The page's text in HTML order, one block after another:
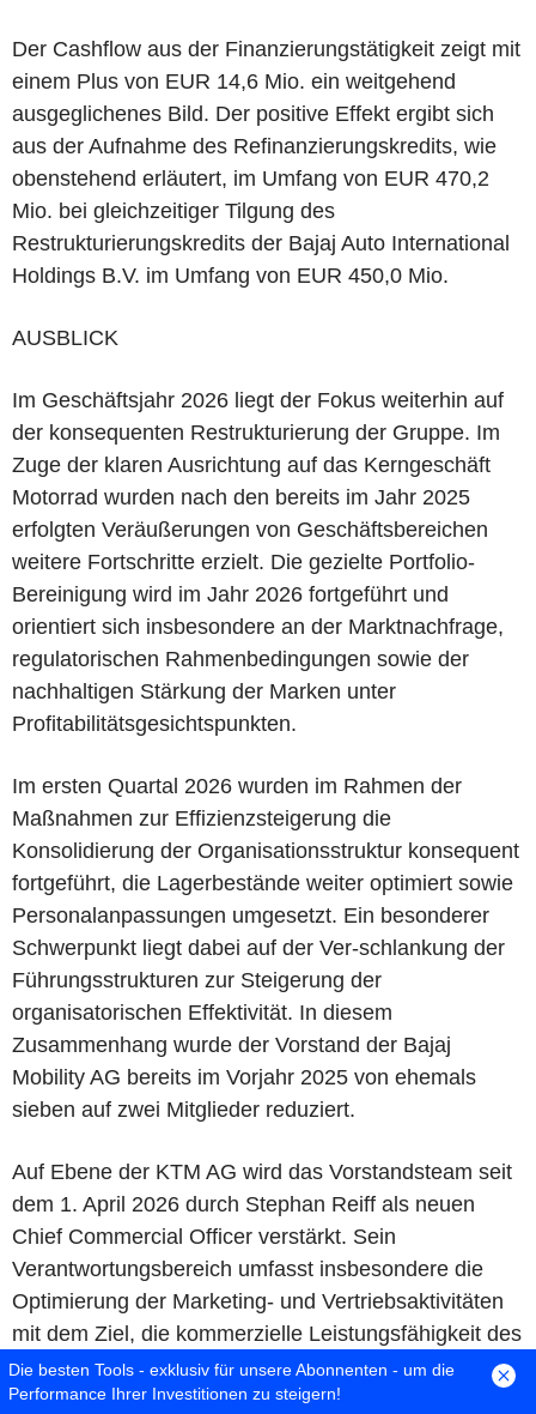
Der Cashflow aus der Finanzierungstätigkeit zeigt mit
einem Plus von EUR 14,6 Mio. ein weitgehend
ausgeglichenes Bild. Der positive Effekt ergibt sich
aus der Aufnahme des Refinanzierungskredits, wie
obenstehend erläutert, im Umfang von EUR 470,2
Mio. bei gleichzeitiger Tilgung des
Restrukturierungskredits der Bajaj Auto International
Holdings B.V. im Umfang von EUR 450,0 Mio.
AUSBLICK
Im Geschäftsjahr 2026 liegt der Fokus weiterhin auf
der konsequenten Restrukturierung der Gruppe. Im
Zuge der klaren Ausrichtung auf das Kerngeschäft
Motorrad wurden nach den bereits im Jahr 2025
erfolgten Veräußerungen von Geschäftsbereichen
weitere Fortschritte erzielt. Die gezielte Portfolio-
Bereinigung wird im Jahr 2026 fortgeführt und
orientiert sich insbesondere an der Marktnachfrage,
regulatorischen Rahmenbedingungen sowie der
nachhaltigen Stärkung der Marken unter
Profitabilitätsgesichtspunkten.
Im ersten Quartal 2026 wurden im Rahmen der
Maßnahmen zur Effizienzsteigerung die
Konsolidierung der Organisationsstruktur konsequent
fortgeführt, die Lagerbestände weiter optimiert sowie
Personalanpassungen umgesetzt. Ein besonderer
Schwerpunkt liegt dabei auf der Ver-schlankung der
Führungsstrukturen zur Steigerung der
organisatorischen Effektivität. In diesem
Zusammenhang wurde der Vorstand der Bajaj
Mobility AG bereits im Vorjahr 2025 von ehemals
sieben auf zwei Mitglieder reduziert.
Auf Ebene der KTM AG wird das Vorstandsteam seit
dem 1. April 2026 durch Stephan Reiff als neuen
Chief Commercial Officer verstärkt. Sein
Verantwortungsbereich umfasst insbesondere die
Optimierung der Marketing- und Vertriebsaktivitäten
mit dem Ziel, die kommerzielle Leistungsfähigkeit des
Unternehmens weiter zu erhöhen.
Die besten Tools - exklusiv für unsere Abonnenten - um die
Performance Ihrer Investitionen zu steigern!